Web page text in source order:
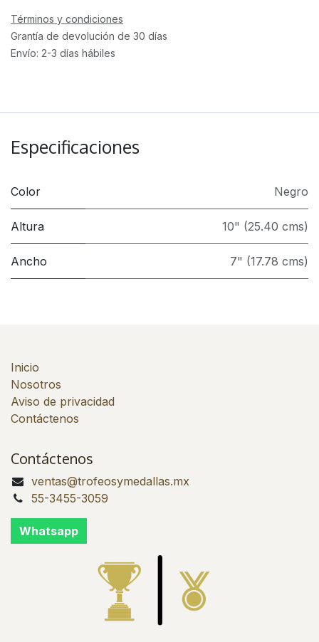
Términos y condiciones
Grantía de devolución de 30 días
Envío: 2-3 días hábiles
Especificaciones
Color Negro
Altura 10" (25.40 cms)
Ancho 7" (17.78 cms)
Inicio
Nosotros
Aviso de privacidad
Contáctenos
Contáctenos
ventas@trofeosymedallas.mx
55-3455-3059
Whatsapp